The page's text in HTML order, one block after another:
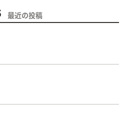
最近の投稿